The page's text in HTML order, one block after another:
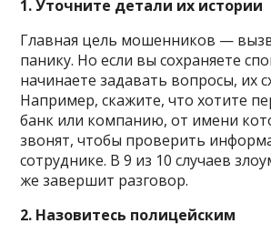
1. Уточните детали их истории
Главная цель мошенников —
панику. Но если вы сохраняете
начинаете задавать вопросы, их
Например, скажите, что хотите
банк или компанию, от имени
звонят, чтобы проверить
сотруднике. В 9 из 10 случаев
же завершит разговор.
2. Назовитесь полицейским